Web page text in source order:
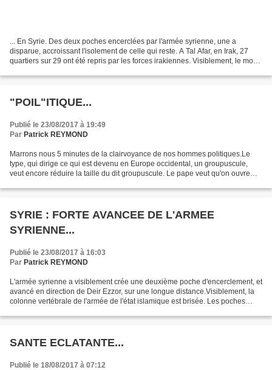
... En Syrie. Des deux poches encerclées par l'armée syrienne, une a
disparue, accroissant l'isolement de celle qui reste. A Tal Afar, en Irak, 27
quartiers sur 29 ont été repris par les forces irakiennes. Visiblement, le moral
"POIL"ITIQUE...
Publié le 23/08/2017 à 19:49
Par Patrick REYMOND
Marrons nous 5 minutes de la clairvoyance de nos hommes politiques.Le
type, qui dirige ce qui est devenu en Europe occidental, un groupuscule,
veut encore réduire la taille du dit groupuscule. Le pape veut qu'on ouvre
SYRIE : FORTE AVANCEE DE L'ARMEE
SYRIENNE...
Publié le 23/08/2017 à 16:03
Par Patrick REYMOND
L'armée syrienne a visiblement crée une deuxième poche d'encerclement, et
avancé en direction de Deir Ezzor, sur une longue distance.Visiblement, la
colonne vertébrale de l'armée de l'état islamique est brisée. Les poches
SANTE ECLATANTE...
Publié le 18/08/2017 à 07:12